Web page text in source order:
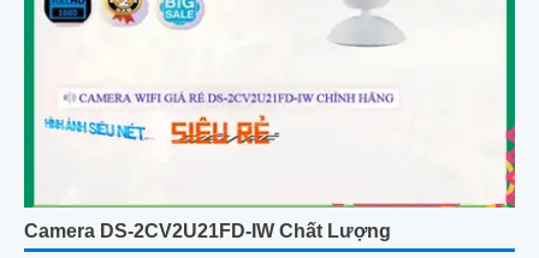
Camera DS-2CV2U21FD-IW Chất Lượng